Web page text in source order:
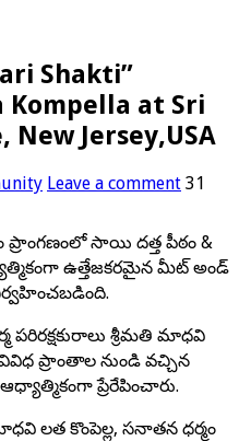
Shakti”
Kompella at Sri
New Jersey,USA
Leave a comment 31
ప్రాంగణంలో సాయి దత్త పీఠం &
ఉత్తేజకరమైన మీట్ అండ్
పరిరక్షకురాలు శ్రీమతి మాధవి
ప్రాంతాల నుండి వచ్చిన
ప్రేరేపించారు.
లత కొంపెల్ల, సనాతన ధర్మం